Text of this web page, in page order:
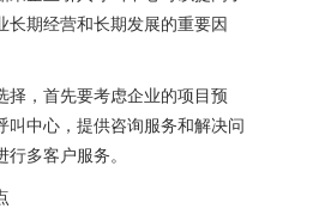
长期经营和长期发展的重要因
，首先要考虑企业的项目预
叫中心，提供咨询服务和解决问
多客户服务。